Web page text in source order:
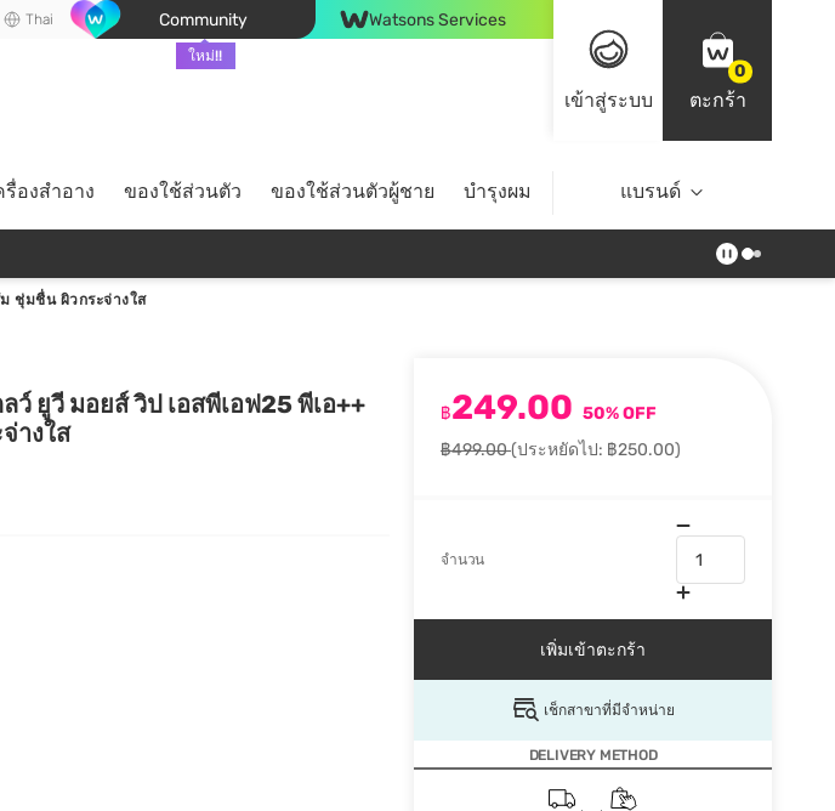
Thai Community
ใหม่!!
Watsons Services
เข้าสู่ระบบ
0
ตะกร้า
รื่องสำอาง ของใช้ส่วนตัว ของใช้ส่วนตัวผู้ชาย บำรุงผม ไลฟ์สไตล์ Top Brands
แบรนด์
ชุ่มชื่น ผิวกระจ่างใส
ว์ ยูวี มอยส์ วิป เอสพีเอฟ25 พีเอ++
างใส
฿249.00 50% OFF
฿499.00(ประหยัดไป: ฿250.00)
จำนวน
เพิ่มเข้าตะกร้า
เช็กสาขาที่มีจำหน่าย
DELIVERY METHOD